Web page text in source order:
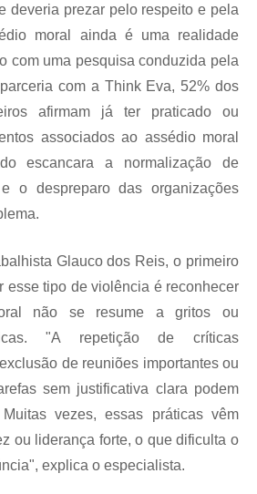
deveria prezar pelo respeito e pela
moral ainda é uma realidade
com uma pesquisa conduzida pela
com a Think Eva, 52% dos
afirmam já ter praticado ou
associados ao assédio moral
escancara a normalização de
o despreparo das organizações
Glauco dos Reis, o primeiro
esse tipo de violência é reconhecer
não se resume a gritos ou
"A repetição de críticas
de reuniões importantes ou
sem justificativa clara podem
vezes, essas práticas vêm
ou liderança forte, o que dificulta o
explica o especialista.